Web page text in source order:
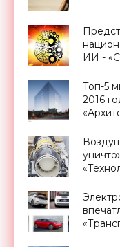
ИИ -
Топ-5
2016